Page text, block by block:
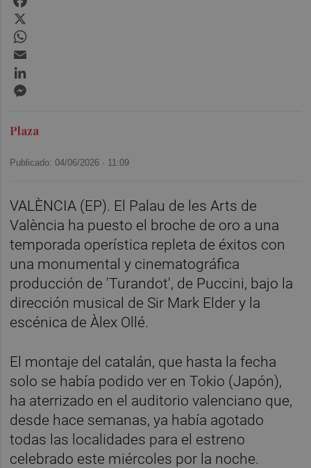
Plaza
Publicado: 04/06/2026 · 11:09
VALÈNCIA (EP). El Palau de les Arts de
València ha puesto el broche de oro a una
temporada operística repleta de éxitos con
una monumental y cinematográfica
producción de 'Turandot', de Puccini, bajo la
dirección musical de Sir Mark Elder y la
escénica de Àlex Ollé.
El montaje del catalán, que hasta la fecha
solo se había podido ver en Tokio (Japón),
ha aterrizado en el auditorio valenciano que,
desde hace semanas, ya había agotado
todas las localidades para el estreno
celebrado este miércoles por la noche.